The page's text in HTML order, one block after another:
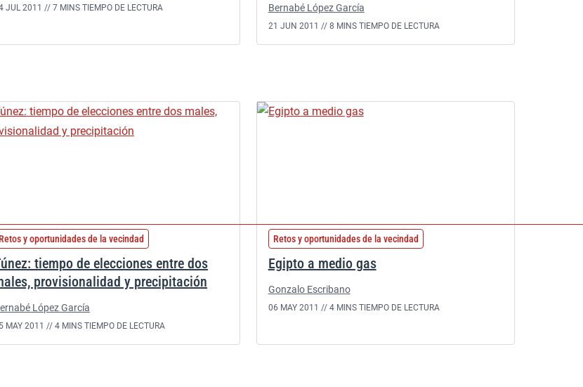
JUL 2011 // 7 MINS TIEMPO DE LECTURA Bernabé López García
21 JUN 2011 // 8 MINS TIEMPO DE LECTURA
Retos y oportunidades de la vecindad
tiempo de elecciones entre dos
provisionalidad y precipitación
López García
MAY 2011 // 4 MINS TIEMPO DE LECTURA
Retos y oportunidades de la vecindad
Egipto a medio gas
Gonzalo Escribano
06 MAY 2011 // 4 MINS TIEMPO DE LECTURA